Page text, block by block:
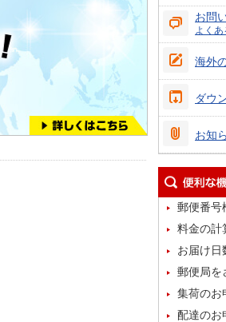
お問
よくあ
海外
ダウ
お知
郵便番号
料金の計
お届け日
郵便局を
集荷のお
配達のお